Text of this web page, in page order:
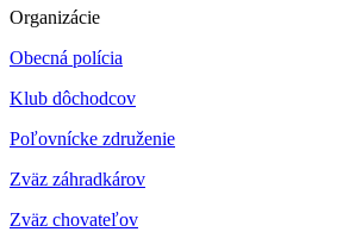
Organizácie
Obecná polícia
Klub dôchodcov
Poľovnícke združenie
Zväz záhradkárov
Zväz chovateľov